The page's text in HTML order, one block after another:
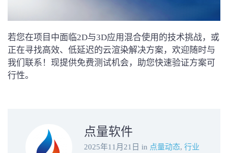
若您在项目中面临2D与3D应用混合使用的技术挑战，或
正在寻找高效、低延迟的云渲染解决方案，欢迎随时与
我们联系！现提供免费测试机会，助您快速验证方案可
行性。
点量软件
2025年11月21日 in 点量动态, 行业